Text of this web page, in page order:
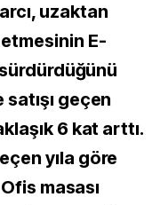
uzaktan
E-
geçen
6 kat arttı.
yıla göre
masası